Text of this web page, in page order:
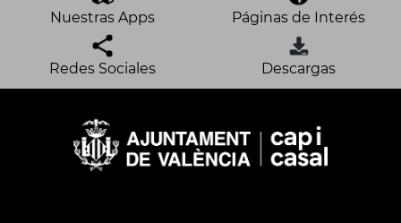
Nuestras Apps Páginas de Interés
Redes Sociales Descargas